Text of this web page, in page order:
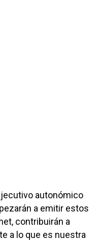
autonómico
a emitir estos
contribuirán a
a lo que es nuestra